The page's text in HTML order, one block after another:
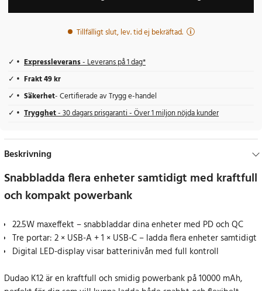
Tillfälligt slut, lev. tid ej bekräftad.
Expressleverans- Leverans på 1 dag*
Frakt 49 kr
Säkerhet- Certifierade av Trygg e-handel
Trygghet- 30 dagars prisgaranti - Över 1 miljon nöjda kunder
Beskrivning
Snabbladda flera enheter samtidigt med kraftfull
och kompakt powerbank
22.5W maxeffekt – snabbladdar dina enheter med PD och QC
Tre portar: 2 × USB-A + 1 × USB-C – ladda flera enheter samtidigt
Digital LED-display visar batterinivån med full kontroll
Dudao K12 är en kraftfull och smidig powerbank på 10000 mAh,